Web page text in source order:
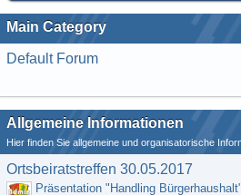
Main Category
Default Forum
Allgemeine Informationen
Hier finden Sie allgemeine und organisatorische
Ortsbeiratstreffen 30.05.2017
Präsentation "Handling Bürgerhaushalt"